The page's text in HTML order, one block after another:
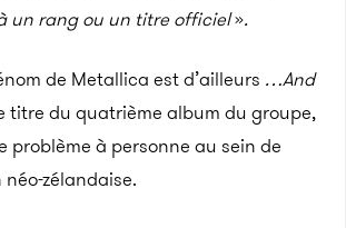
un rang ou un titre officiel».
de Metallica est d’ailleurs …And
titre du quatrième album du groupe,
problème à personne au sein de
zélandaise.